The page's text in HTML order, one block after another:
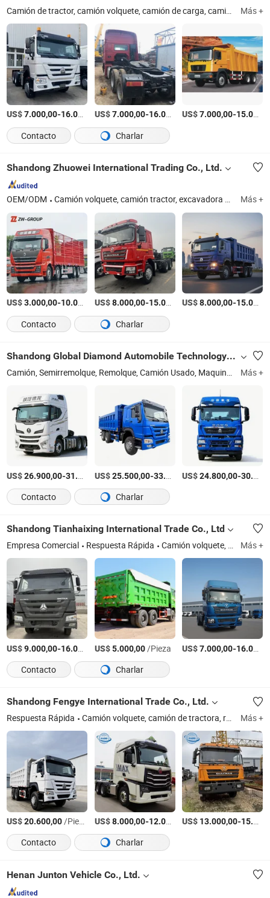
Camión de tractor, camión volquete, camión de carga, camión de bomba de concreto, camión mezclador de concreto, grúa montada en camión, camión cisterna, camión de basura, semirremolque, autobús urbano Más +
US$7.000,00-16.000,00 /Pieza
US$7.000,00-16.000,00 /Pieza
US$7.000,00-15.000,00
Contacto Charlar
Shandong Zhuowei International Trading Co., Ltd.
OEM/ODM Camión volquete, camión tractor, excavadora usada, cargadora usada, retroexcavadora usada, bulldozer usado, remolque plano, remolque bajo, remolque de tanque de combustible, camión mezclador de concreto usado Más +
US$3.000,00-10.000,00 /sets
US$8.000,00-15.000,00 /units
US$8.000,00-15.000,00
Contacto Charlar
Shandong Global Diamond Automobile Technology Co., Ltd
Camión, Semirremolque, Remolque, Camión Usado, Maquinaria de Construcción, Bulldozer, Excavadora, Cargadora, Grúa, Camión Volquete Más +
US$26.900,00-31.200,00 /unit
US$25.500,00-33.000,00 /Unit
US$24.800,00-30.200,00
Contacto Charlar
Shandong Tianhaixing International Trade Co., Ltd
Empresa Comercial Respuesta Rápida Camión volquete, camión pesado, camión cisterna, camión de volteo, camión remolque, camión mezclador, camión de carga, semirremolque, camiones usados, camión tractor Más +
US$9.000,00-16.000,00 /Pieza
US$5.000,00/Pieza US$7.000,00-16.000,00
Contacto Charlar
Shandong Fengye International Trade Co., Ltd.
Respuesta Rápida Camión volquete, camión de tractora, remolque, maquinaria de construcción Más +
US$20.600,00/Pieza US$8.000,00-12.000,00 /Pieza
US$ 13.000,00-15.500,00
Contacto Charlar
Henan Junton Vehicle Co., Ltd.